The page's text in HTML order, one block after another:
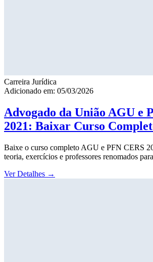
Carreira Jurídica
Adicionado em: 05/03/2026
Advogado da União AGU e
2021: Baixar Curso
Baixe o curso completo AGU e PFN CERS
teoria, exercícios e professores renomados
Ver Detalhes →